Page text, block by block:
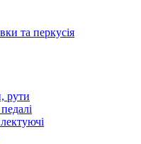
та перкусія
рути